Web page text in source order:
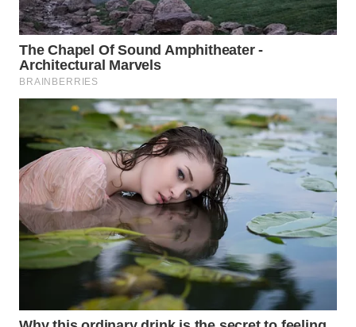
OTOMOTIF
WAHANA
HEALTH
WAHANA
DESA
WISATA
LAPAK
WAHANA
Wahana
Network
KONSUMEN
LISTRIK